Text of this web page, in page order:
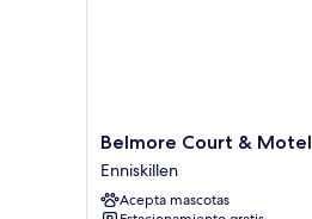
Belmore
Court
&
Motel
Belmore Court & Motel
Enniskillen
Acepta mascotas